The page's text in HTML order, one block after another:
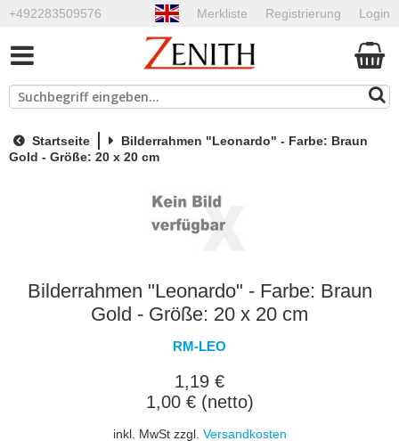
+492283509576 Login
Registrierung
Merkliste
Startseite
Bilderrahmen "Leonardo" - Farbe: Braun
Gold - Größe: 20 x 20 cm
Bilderrahmen "Leonardo" - Farbe: Braun
Gold - Größe: 20 x 20 cm
RM-LEO
1,19 €
1,00 € (netto)
inkl. MwSt zzgl. Versandkosten